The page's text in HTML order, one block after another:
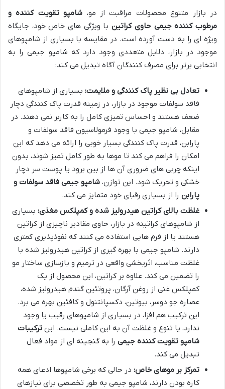
در بازار متنوع محصولات مراقبت از مو، شامپو تقویت کننده و
مرطوب کننده جیمی حاوی کراتینبا ویژگی های خاص خود، جایگاه
ویژه ای را به دست آورده است. در مقایسه با بسیاری از شامپوهای
موجود در بازار، دلایل متعددی وجود دارد که شامپو جیمی را به
انتخابی برتر برای مصرف کنندگان آگاه تبدیل می کند:
تعادل بی نظیر پاک کنندگی و ملایمت: بسیاری از شامپوهای
فاقد سولفات موجود در بازار، در زمینه قدرت پاک کنندگی دچار
ضعف هستند و احساس تمیزی کامل را به کاربر نمی دهند. در
مقابل، شامپو جیمی با وجود فرمولاسیون فاقد سولفات و
پارابن، قدرت پاک کنندگی بسیار خوبی را ارائه می دهد که این
امکان را فراهم می کند تا موها به طور کامل تمیز شوند، بدون
اینکه چربی های ضروری آن ها از بین برود یا پوست سر دچار
خشکی و تحریک شود. این توازن، شامپو جیمی فاقد سولفات و
پارابن را از بسیاری رقبای خود متمایز می کند.
غلظت بالای کراتین هیدرولیز شده و کمپلکس مغذی: بسیاری
از شامپوهای کراتینه در بازار، حاوی مقادیر ناچیزی از کراتین
هستند یا از فرم هایی استفاده می کنند که نفوذپذیری کمتری
دارند. شامپو جیمی با بهره گیری از کراتین هیدرولیز شده با
غلظت مناسب، اثربخشی واقعی در ترمیم و بازسازی ساختار مو
را تضمین می کند. علاوه بر کراتین، این محصول از یک
کمپلکس غنی از روغن آرگان، پروتئین گندم هیدرولیز شده،
عصاره جو دوسر، بیوتین، دکسپانتنول و کافئین بهره می برد.
این ترکیب هم افزا، در بسیاری از شامپوهای رقیب یا وجود
ندارد، یا تنوع و غلظت آن به این کاملی نیست. این ترکیبات
شامپو تقویت کننده جیمی را به گنجینه ای از مواد فعال
تبدیل می کند.
تمرکز بر موهای خاص: در حالی که برخی شامپوها ادعای همه
کاره بودن دارند، شامپو جیمی به طور تخصصی برای نیازهای